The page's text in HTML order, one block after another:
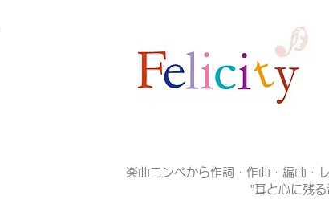
楽曲コンペから作詞・作曲・編曲・
”耳と心に残